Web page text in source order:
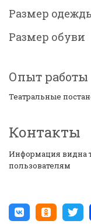
Размер
Размер обуви
Опыт работы
Театральные
Контакты
Информация видна
пользователям